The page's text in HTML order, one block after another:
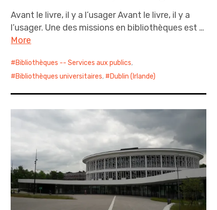
Avant le livre, il y a l’usager Avant le livre, il y a
l’usager. Une des missions en bibliothèques est …
More
Bibliothèques -- Services aux publics,
Bibliothèques universitaires, Dublin (Irlande)